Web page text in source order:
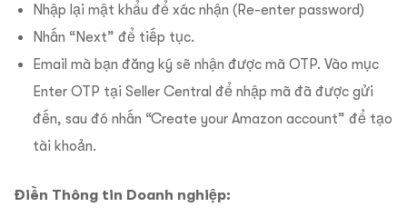
Nhập lại mật khẩu để xác nhận (Re-enter password)
Nhấn “Next” để tiếp tục.
Email mà bạn đăng ký sẽ nhận được mã OTP. Vào mục
Enter OTP tại Seller Central để nhập mã đã được gửi
đến, sau đó nhấn “Create your Amazon account” để tạo
tài khoản.
Điền Thông tin Doanh nghiệp: